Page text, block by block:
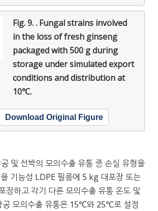
Fig. 9. . Fungal strains involved
in the loss of fresh ginseng
packaged with 500 g during
storage under simulated export
conditions and distribution at
10℃.
Download Original Figure
및 선박의 모의수출 유통 중 손실 유형을
기능성 LDPE 필름에 5 kg 대포장 또는
장하고 각기 다른 모의수출 유통 온도 및
공 모의수출 유통은 15℃와 25℃로 설정